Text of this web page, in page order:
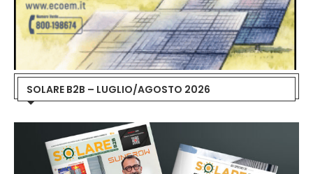
SOLARE B2B – LUGLIO/AGOSTO 2026